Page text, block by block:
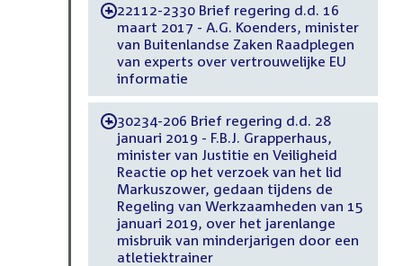
-22112-2330 Brief regering d.d. 16
maart 2017 - A.G. Koenders, minister
van Buitenlandse Zaken Raadplegen
van experts over vertrouwelijke EU
informatie
-30234-206 Brief regering d.d. 28
januari 2019 - F.B.J. Grapperhaus,
minister van Justitie en Veiligheid
Reactie op het verzoek van het lid
Markuszower, gedaan tijdens de
Regeling van Werkzaamheden van 15
januari 2019, over het jarenlange
misbruik van minderjarigen door een
atletiektrainer